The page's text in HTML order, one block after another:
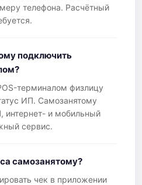
телефона. Расчётный
подключить
терминалом физлицу
ИП. Самозанятому
интернет- и мобильный
сервис.
самозанятому?
чек в приложении